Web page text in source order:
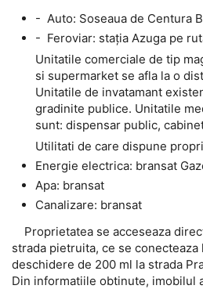
- Auto: Soseaua de Centura
- Feroviar: staţia Azuga pe
Unitatile comerciale de tip
si supermarket se afla la o
Unitatile de invatamant
gradinite publice. Unitatile
sunt: dispensar public,
Utilitati de care dispune
Energie electrica: bransat
Apa: bransat
Canalizare: bransat
Proprietatea se acceseaza
strada pietruita, ce se conecteaza
deschidere de 200 ml la strada
Din informatiile obtinute, imobilul